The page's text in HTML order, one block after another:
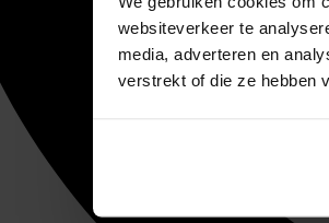
websiteverkeer te
media, adverteren en
verstrekt of die ze hebben